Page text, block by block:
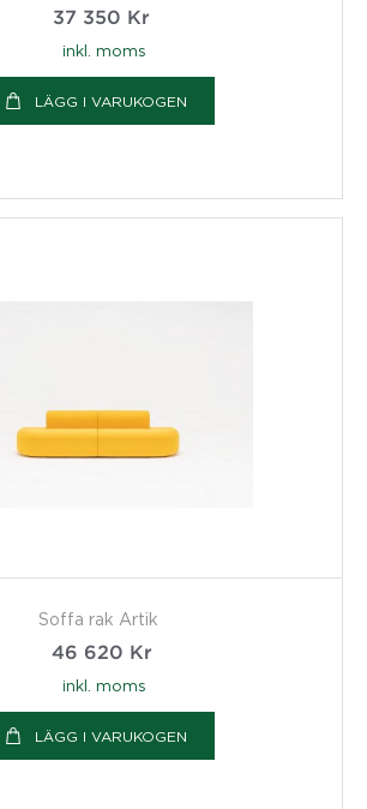
37 350 Kr
inkl. moms
LÄGG I VARUKOGEN
Soffa rak Artik
46 620 Kr
inkl. moms
LÄGG I VARUKOGEN